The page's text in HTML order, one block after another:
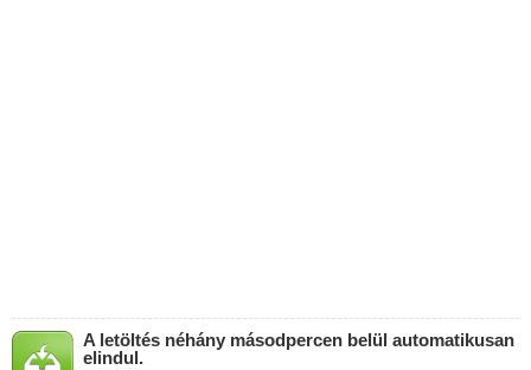
A letöltés néhány másodpercen belül automatikusan
elindul.